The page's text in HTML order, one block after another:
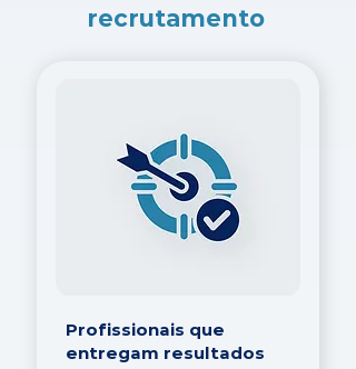
recrutamento
Profissionais que
entregam resultados